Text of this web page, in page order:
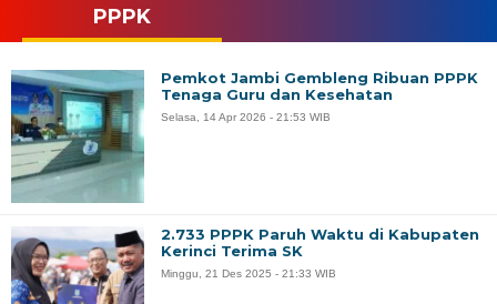
PPPK
Pemkot Jambi Gembleng Ribuan PPPK
Tenaga Guru dan Kesehatan
Selasa, 14 Apr 2026 - 21:53 WIB
2.733 PPPK Paruh Waktu di Kabupaten
Kerinci Terima SK
Minggu, 21 Des 2025 - 21:33 WIB